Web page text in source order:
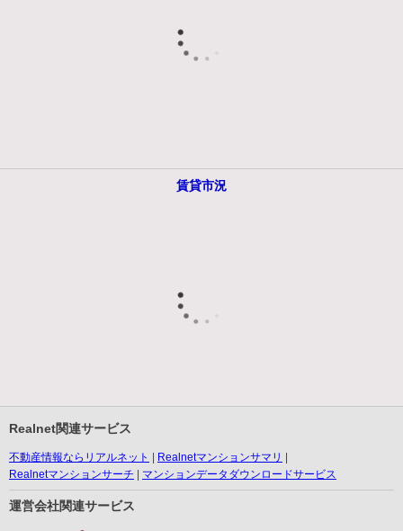
賃貸市況
Realnet関連サービス
不動産情報ならリアルネット
Realnetマンションサマリ
Realnetマンションサーチ
マンションデータダウンロードサービス
運営会社関連サービス